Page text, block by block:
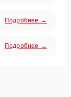
Подробнее →
Подробнее →